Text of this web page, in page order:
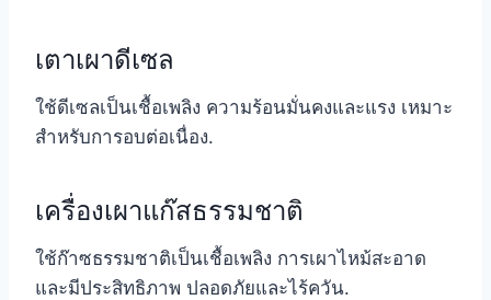
เตาเผาดีเซล
ใช้ดีเซลเป็นเชื้อเพลิง ความร้อนมั่นคงและแรง เหมาะ
สำหรับการอบต่อเนื่อง.
เครื่องเผาแก๊สธรรมชาติ
ใช้ก๊าซธรรมชาติเป็นเชื้อเพลิง การเผาไหม้สะอาด
และมีประสิทธิภาพ ปลอดภัยและไร้ควัน.